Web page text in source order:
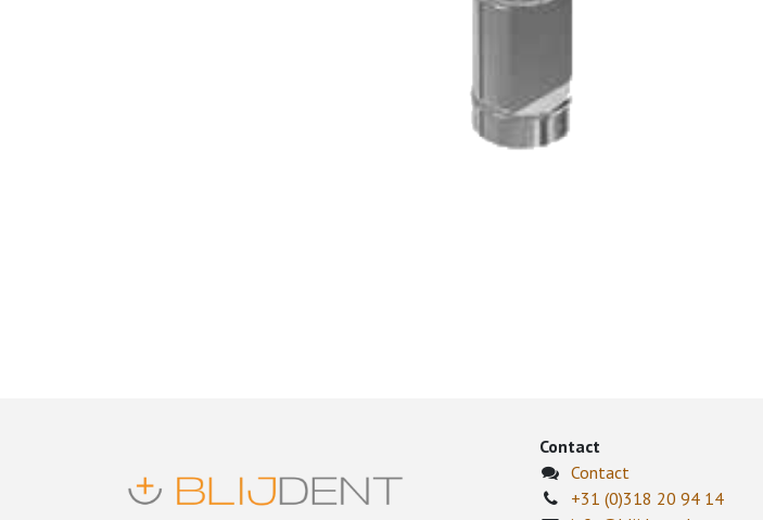
Contact
Contact
+31 (0)318 20 94 14